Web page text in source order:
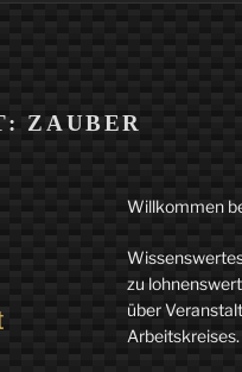
ZAUBER
Willkommen
zu
über